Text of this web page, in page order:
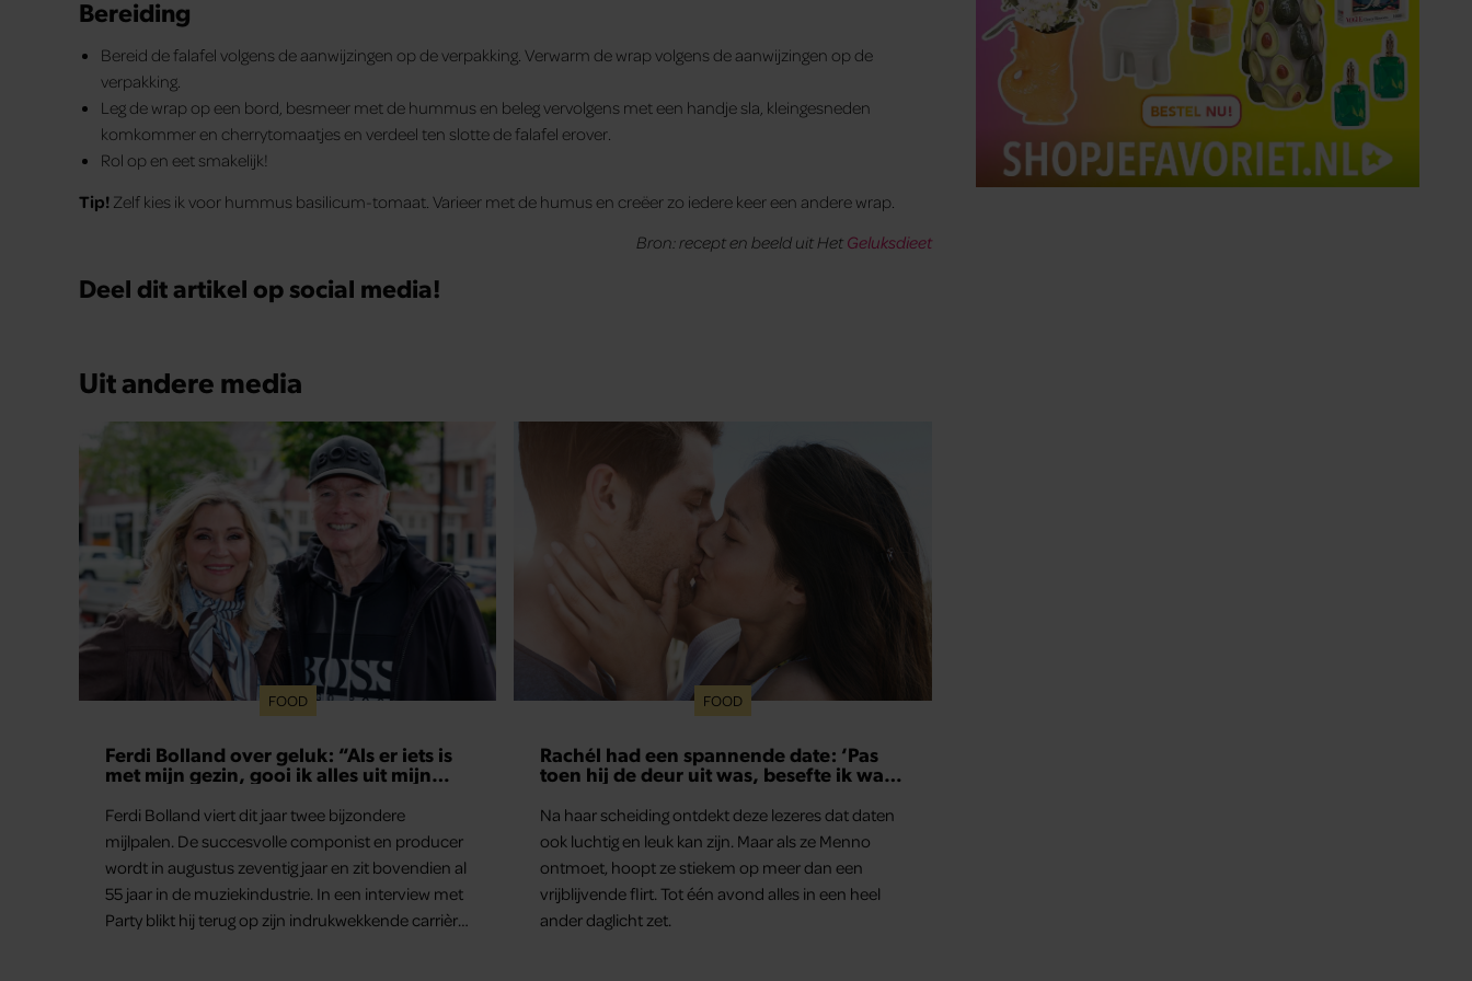
Bereiding
Bereid de falafel volgens de aanwijzingen op de verpakking. Verwarm de wrap volgens de aanwijzingen op de
verpakking.
Leg de wrap op een bord, besmeer met de hummus en beleg vervolgens met een handje sla, kleingesneden
komkommer en cherrytomaatjes en verdeel ten slotte de falafel erover.
Rol op en eet smakelijk!
Tip! Zelf kies ik voor hummus basilicum-tomaat. Varieer met de humus en creëer zo iedere keer een andere wrap.
Bron: recept en beeld uit Het Geluksdieet
Deel dit artikel op social media!
Uit andere media
FOOD
Ferdi Bolland over geluk: “Als er iets is
met mijn gezin, gooi ik alles uit mijn
Ferdi Bolland viert dit jaar twee bijzondere
mijlpalen. De succesvolle componist en producer
wordt in augustus zeventig jaar en zit bovendien al
55 jaar in de muziekindustrie. In een interview met
Party blikt hij terug op zijn indrukwekkende carrière,
FOOD
Rachél had een spannende date: ‘Pas
toen hij de deur uit was, besefte ik wat
Na haar scheiding ontdekt deze lezeres dat daten
ook luchtig en leuk kan zijn. Maar als ze Menno
ontmoet, hoopt ze stiekem op meer dan een
vrijblijvende flirt. Tot één avond alles in een heel
ander daglicht zet.